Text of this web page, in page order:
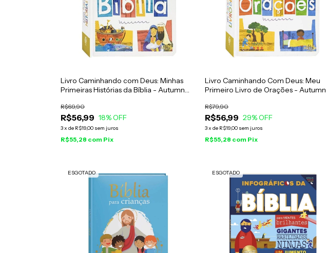
Livro Caminhando com Deus: Minhas
Primeiras Histórias da Bíblia - Autumn
R$56,99
R$69,90
18% OFF
3x de R$19,00 sem juros
R$55,28 com Pix
Livro Caminhando Com Deus: Meu
Primeiro Livro de Orações - Autumn
R$56,99
R$79,90
29% OFF
3x de R$19,00 sem juros
R$55,28 com Pix
ESGOTADO ESGOTADO